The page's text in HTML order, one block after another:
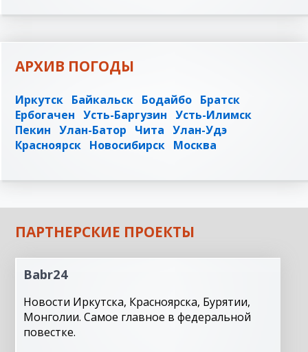
АРХИВ ПОГОДЫ
Иркутск Байкальск Бодайбо Братск
Ербогачен Усть-Баргузин Усть-Илимск
Пекин Улан-Батор Чита Улан-Удэ
Красноярск Новосибирск Москва
ПАРТНЕРСКИЕ ПРОЕКТЫ
Babr24
Новости Иркутска, Красноярска, Бурятии,
Монголии. Самое главное в федеральной
повестке.